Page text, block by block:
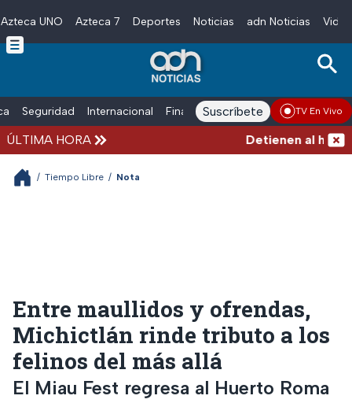
Skip to main content
Azteca UNO Azteca 7 Deportes Noticias adn Noticias
Seguridad Internacional Finanzas adn Noticias Radio
Suscríbete TV En Vivo
ÚLTIMA HORA Detienen al hombre
/ Tiempo Libre / Nota
Entre maullidos y ofrendas,
Michictlán rinde tributo a los
felinos del más allá
El Miau Fest regresa al Huerto Roma